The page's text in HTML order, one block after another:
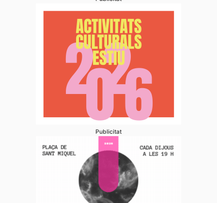
Publicitat